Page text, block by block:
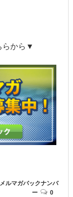
らから▼
メルマガバックナンバ
ー
0